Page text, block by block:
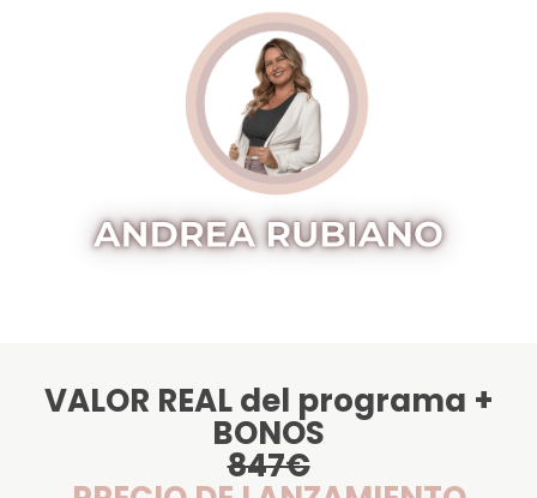
VALOR REAL del programa +
BONOS
847€